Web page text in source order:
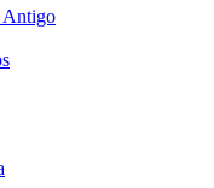
Antigo